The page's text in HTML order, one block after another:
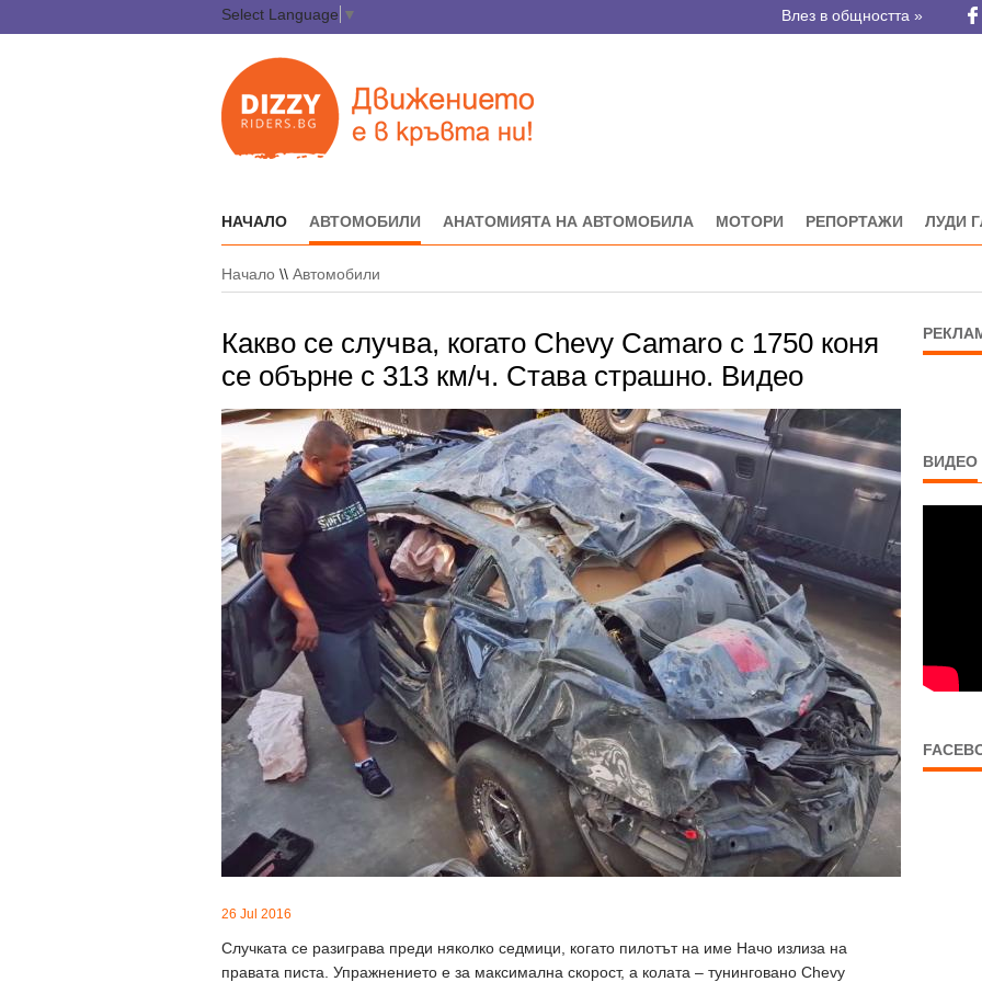
Select Language ▼ Влез в общността »
НАЧАЛО АВТОМОБИЛИ АНАТОМИЯТА НА АВТОМОБИЛА МОТОРИ РЕПОРТАЖИ ЛУДИ
Начало \\ Автомобили
Какво се случва, когато Chevy Camaro с 1750 коня
се обърне с 313 км/ч. Става страшно. Видео
26 Jul 2016
Случката се разиграва преди няколко седмици, когато пилотът на име Начо излиза на
правата писта. Упражнението е за максимална скорост, а колата – тунинговано Chevy
ВИДЕО